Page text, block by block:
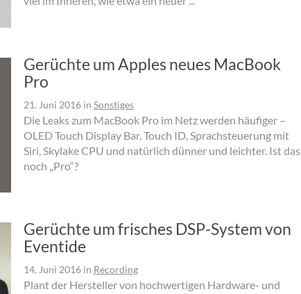
Gerüchte um Apples neues MacBook
Pro
21. Juni 2016in Sonstiges
Die Leaks zum MacBook Pro im Netz werden häufiger –
OLED Touch Display Bar, Touch ID, Sprachsteuerung mit
Siri, Skylake CPU und natürlich dünner und leichter. Ist das
noch „Pro“?
Gerüchte um frisches DSP-System von
Eventide
14. Juni 2016in Recording
Plant der Hersteller von hochwertigen Hardware- und